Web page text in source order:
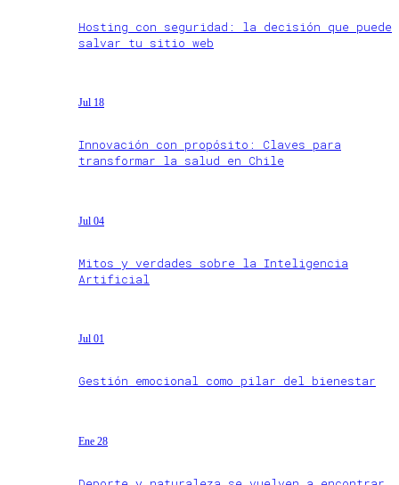
Hosting con seguridad: la decisión que puede
salvar tu sitio web
Jul 18
Innovación con propósito: Claves para
transformar la salud en Chile
Jul 04
Mitos y verdades sobre la Inteligencia
Artificial
Jul 01
Gestión emocional como pilar del bienestar
Ene 28